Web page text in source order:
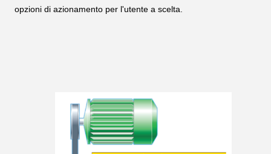
opzioni di azionamento per l'utente a scelta.